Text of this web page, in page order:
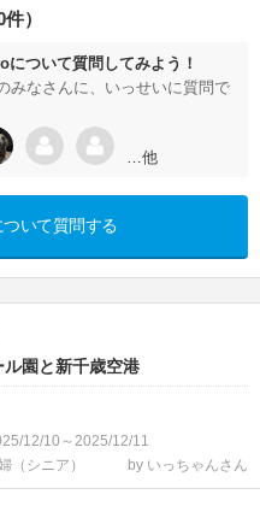
）
ついて質問してみよう！
みなさんに、いっせいに質問で
…他
いて質問する
園と新千歳空港
12/10～2025/12/11
（シニア）
by いっちゃんさん